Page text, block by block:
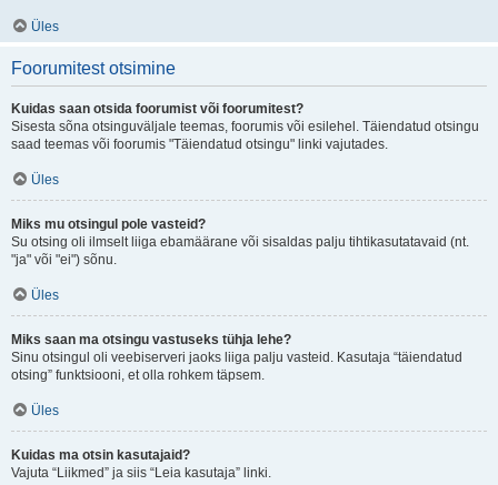
Üles
Foorumitest otsimine
Kuidas saan otsida foorumist või foorumitest?
Sisesta sõna otsinguväljale teemas, foorumis või esilehel. Täiendatud otsingu
saad teemas või foorumis "Täiendatud otsingu" linki vajutades.
Üles
Miks mu otsingul pole vasteid?
Su otsing oli ilmselt liiga ebamäärane või sisaldas palju tihtikasutatavaid (nt.
"ja" või "ei") sõnu.
Üles
Miks saan ma otsingu vastuseks tühja lehe?
Sinu otsingul oli veebiserveri jaoks liiga palju vasteid. Kasutaja “täiendatud
otsing” funktsiooni, et olla rohkem täpsem.
Üles
Kuidas ma otsin kasutajaid?
Vajuta “Liikmed” ja siis “Leia kasutaja” linki.